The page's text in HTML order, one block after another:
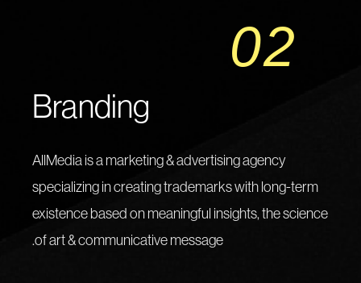
02
Branding
AllMedia is a marketing & advertising agency
specializing in creating trademarks with long-term
existence based on meaningful insights, the science
of art & communicative message.